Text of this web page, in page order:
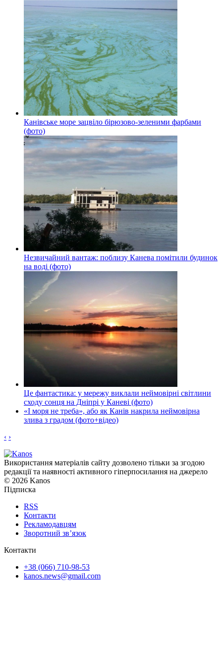
Канівське море зацвіло бірюзово-зеленими фарбами
(фото)
Незвичайний вантаж: поблизу Канева помітили будинок
на воді (фото)
Це фантастика: у мережу виклали неймовірні світлини
сходу сонця на Дніпрі у Каневі (фото)
«І моря не треба», або як Канів накрила неймовірна
злива з градом (фото+відео)
‹ ›
Використання матеріалів сайту дозволено тільки за згодою
редакції та наявності активного гіперпосилання на джерело
© 2026 Kanos
Підписка
RSS
Контакти
Рекламодавцям
Зворотний зв’язок
Контакти
+38 (066) 710-98-53
kanos.news@gmail.com